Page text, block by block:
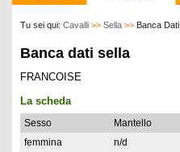
Tu sei qui: Cavalli >> Sella >> Banca Dati
Banca dati sella
FRANCOISE
La scheda
Sesso Mantello
femmina
n/d